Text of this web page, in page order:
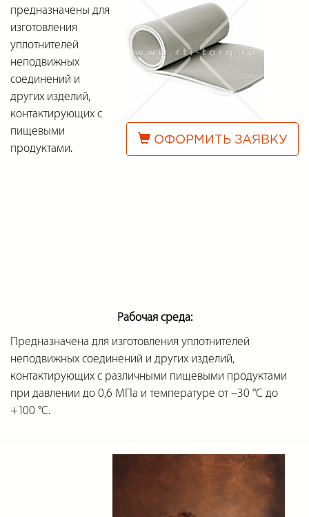
ОФОРМИТЬ ЗАЯВКУ
предназначены для
изготовления
уплотнителей
неподвижных
соединений и
других изделий,
контактирующих с
пищевыми
продуктами.
Рабочая среда:
Предназначена для изготовления уплотнителей
неподвижных соединений и других изделий,
контактирующих с различными пищевыми продуктами
при давлении до 0,6 МПа и температуре от –30 °С до
+100 °С.